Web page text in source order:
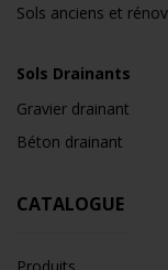
Sols anciens et
Sols Drainants
Gravier drainant
Béton drainant
CATALOGUE